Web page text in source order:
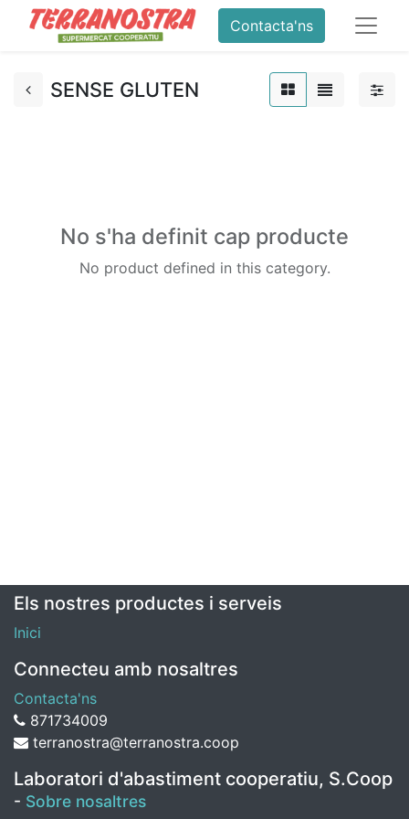
Contacta'ns
SENSE GLUTEN
No s'ha definit cap producte
No product defined in this category.
Els nostres productes i serveis
Inici
Connecteu amb nosaltres
Contacta'ns
871734009
terranostra@terranostra.coop
Laboratori d'abastiment cooperatiu, S.Coop
- Sobre nosaltres